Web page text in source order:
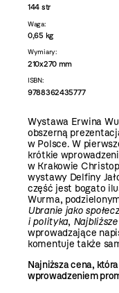
144 str
Waga:
0,65 kg
Wymiary:
210x270 mm
ISBN:
9788362435777
Wystawa Erwina
obszerną
w Polsce. W
krótkie
w Krakowie
wystawy Delfiny
część jest bogato
Wurma,
Ubranie jako
i polityka,
wprowadzające
komentuje także
Najniższa cena,
wprowadzeniem